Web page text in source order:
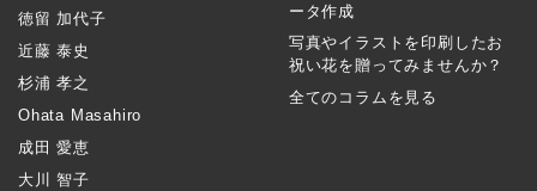
徳留 加代子
近藤 泰史
杉浦 孝之
Ohata Masahiro
成田 愛恵
大川 智子
ータ作成
写真やイラストを印刷したお
祝い花を贈ってみませんか？
全てのコラムを見る